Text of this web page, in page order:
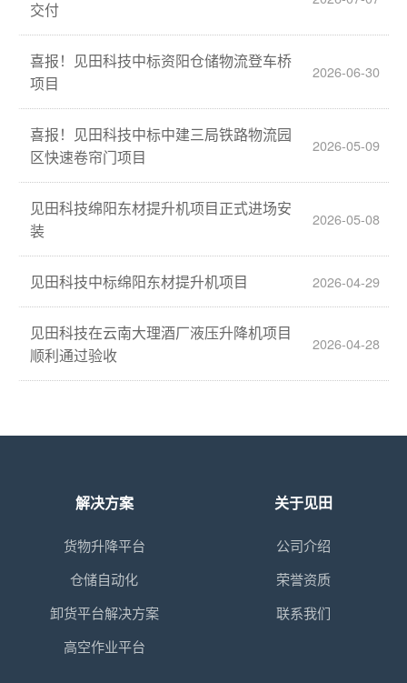
交付
喜报！见田科技中标资阳仓储物流登车桥
项目
2026-06-30
喜报！见田科技中标中建三局铁路物流园
区快速卷帘门项目
2026-05-09
见田科技绵阳东材提升机项目正式进场安
装
2026-05-08
见田科技中标绵阳东材提升机项目 2026-04-29
见田科技在云南大理酒厂液压升降机项目
顺利通过验收
2026-04-28
解决方案
货物升降平台
仓储自动化
卸货平台解决方案
高空作业平台
关于见田
公司介绍
荣誉资质
联系我们